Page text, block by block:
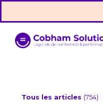
Tous les articles (754)